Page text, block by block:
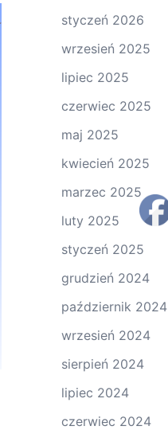
styczeń 2026
wrzesień 2025
lipiec 2025
czerwiec 2025
maj 2025
kwiecień 2025
marzec 2025
luty 2025
styczeń 2025
grudzień 2024
październik 2024
wrzesień 2024
sierpień 2024
lipiec 2024
czerwiec 2024